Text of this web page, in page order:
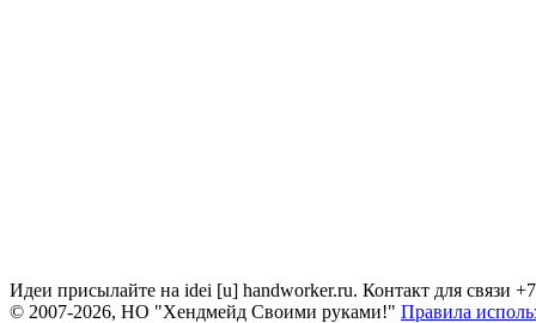
Идеи присылайте на idei [u] handworker.ru. Контакт для связи
© 2007-2026, НО "Хендмейд Своими руками!" Правила